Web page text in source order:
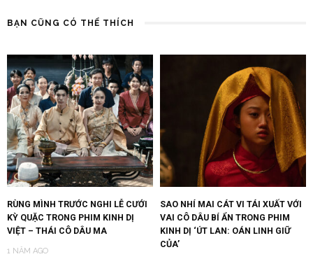
BẠN CŨNG CÓ THỂ THÍCH
RÙNG MÌNH TRƯỚC NGHI LỄ CƯỚI
KỲ QUẶC TRONG PHIM KINH DỊ
VIỆT – THÁI CÔ DÂU MA
1 NĂM AGO
SAO NHÍ MAI CÁT VI TÁI XUẤT VỚI
VAI CÔ DÂU BÍ ẨN TRONG PHIM
KINH DỊ ‘ÚT LAN: OÁN LINH GIỮ
CỦA’